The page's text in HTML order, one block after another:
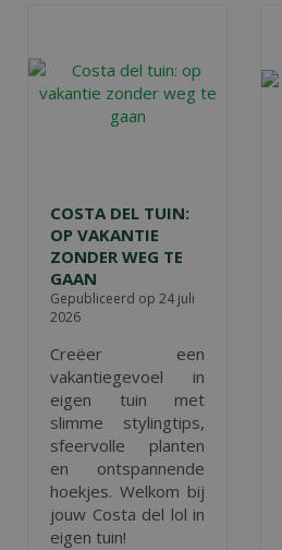
COSTA DEL TUIN:
OP VAKANTIE
ZONDER WEG TE
GAAN
Gepubliceerd op 24 juli
2026
Creëer een
vakantiegevoel in
eigen tuin met
slimme stylingtips,
sfeervolle planten
en ontspannende
hoekjes. Welkom bij
jouw Costa del lol in
eigen tuin!